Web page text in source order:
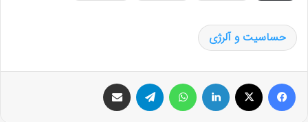
حساسیت و آلرژی